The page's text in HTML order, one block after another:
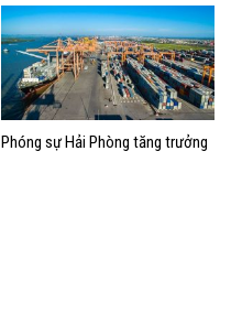
Phóng sự Hải Phòng tăng trưởng